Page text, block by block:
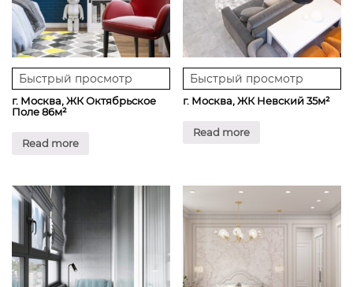
Быстрый просмотр
г. Москва, ЖК Октябрьское
Поле 86м²
Read more
Быстрый просмотр
г. Москва, ЖК Невский 35м²
Read more